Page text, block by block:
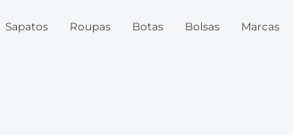
Sapatos Roupas Botas Bolsas Marcas